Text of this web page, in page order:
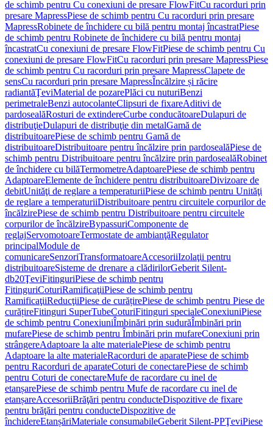
de schimb pentru Cu conexiuni de presare FlowFitCu racorduri prin
presare MapressPiese de schimb pentru Cu racorduri prin presare
MapressRobinete de închidere cu bilă pentru montaj încastratPiese
de schimb pentru Robinete de închidere cu bilă pentru montaj
încastratCu conexiuni de presare FlowFitPiese de schimb pentru Cu
conexiuni de presare FlowFitCu racorduri prin presare MapressPiese
de schimb pentru Cu racorduri prin presare MapressClapete de
sensCu racorduri prin presare MapressÎncălzire și răcire
radiantăŢeviMaterial de pozarePlăci cu nuturiBenzi
perimetraleBenzi autocolanteClipsuri de fixareAditivi de
pardosealăRosturi de extindereCurbe conducătoareDulapuri de
distribuţieDulapuri de distribuţie din metalGamă de
distribuitoarePiese de schimb pentru Gamă de
distribuitoareDistribuitoare pentru încălzire prin pardosealăPiese de
schimb pentru Distribuitoare pentru încălzire prin pardosealăRobinet
de închidere cu bilăTermometreAdaptoarePiese de schimb pentru
AdaptoareElemente de închidere pentru distribuitoareDivizoare de
debitUnităţi de reglare a temperaturiiPiese de schimb pentru Unităţi
de reglare a temperaturiiDistribuitoare pentru circuitele corpurilor de
încălzirePiese de schimb pentru Distribuitoare pentru circuitele
corpurilor de încălzireBypassuriComponente de
reglajServomotoareTermostate de ambianţăRegulator
principalModule de
comunicareSenzoriTransformatoareAccesoriiIzolaţii pentru
distribuitoareSisteme de drenare a clădirilorGeberit Silent-
db20ŢeviFitinguriPiese de schimb pentru
FitinguriCoturiRamificaţiiPiese de schimb pentru
RamificaţiiReducţiiPiese de curățirePiese de schimb pentru Piese de
curățireFitinguri SuperTubeCoturiFitinguri specialeConexiuniPiese
de schimb pentru ConexiuniÎmbinări prin sudurăÎmbinări prin
mufarePiese de schimb pentru Îmbinări prin mufareConexiuni prin
strângereAdaptoare la alte materialePiese de schimb pentru
Adaptoare la alte materialeRacorduri de aparatePiese de schimb
pentru Racorduri de aparateCoturi de conectarePiese de schimb
pentru Coturi de conectareMufe de racordare cu inel de
etanșarePiese de schimb pentru Mufe de racordare cu inel de
etanșareAccesoriiBrăţări pentru conducteDispozitive de fixare
pentru brăţări pentru conducteDispozitive de
închidereEtanșăriMateriale consumabileGeberit Silent-PPŢeviPiese